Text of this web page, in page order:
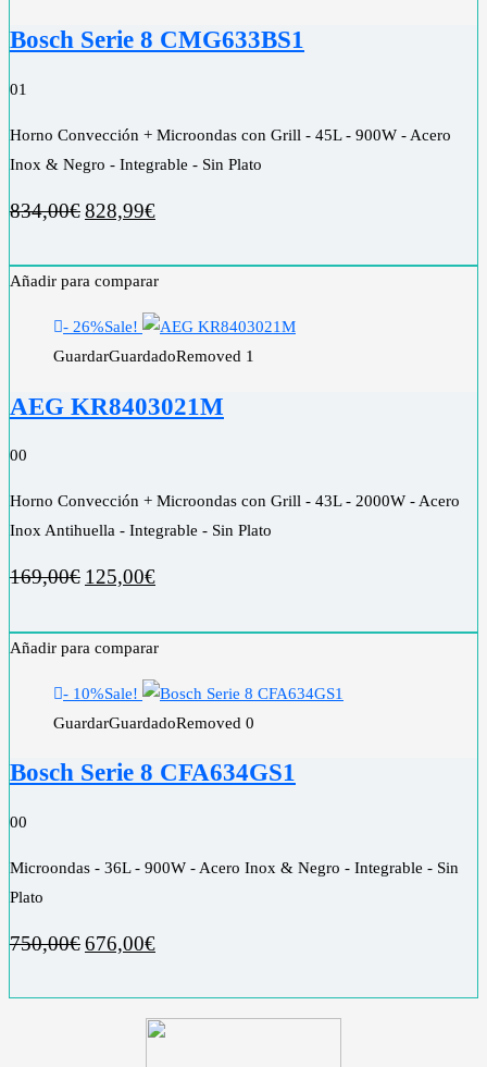
Bosch Serie 8 CMG633BS1
01
Horno Convección + Microondas con Grill - 45L - 900W - Acero
Inox & Negro - Integrable - Sin Plato
834,00€828,99€
Añadir para comparar
- 26%Sale!
GuardarGuardadoRemoved 1
AEG KR8403021M
00
Horno Convección + Microondas con Grill - 43L - 2000W - Acero
Inox Antihuella - Integrable - Sin Plato
169,00€ 125,00€
Añadir para comparar
- 10%Sale!
GuardarGuardadoRemoved 0
Bosch Serie 8 CFA634GS1
00
Microondas - 36L - 900W - Acero Inox & Negro - Integrable - Sin
Plato
750,00€676,00€